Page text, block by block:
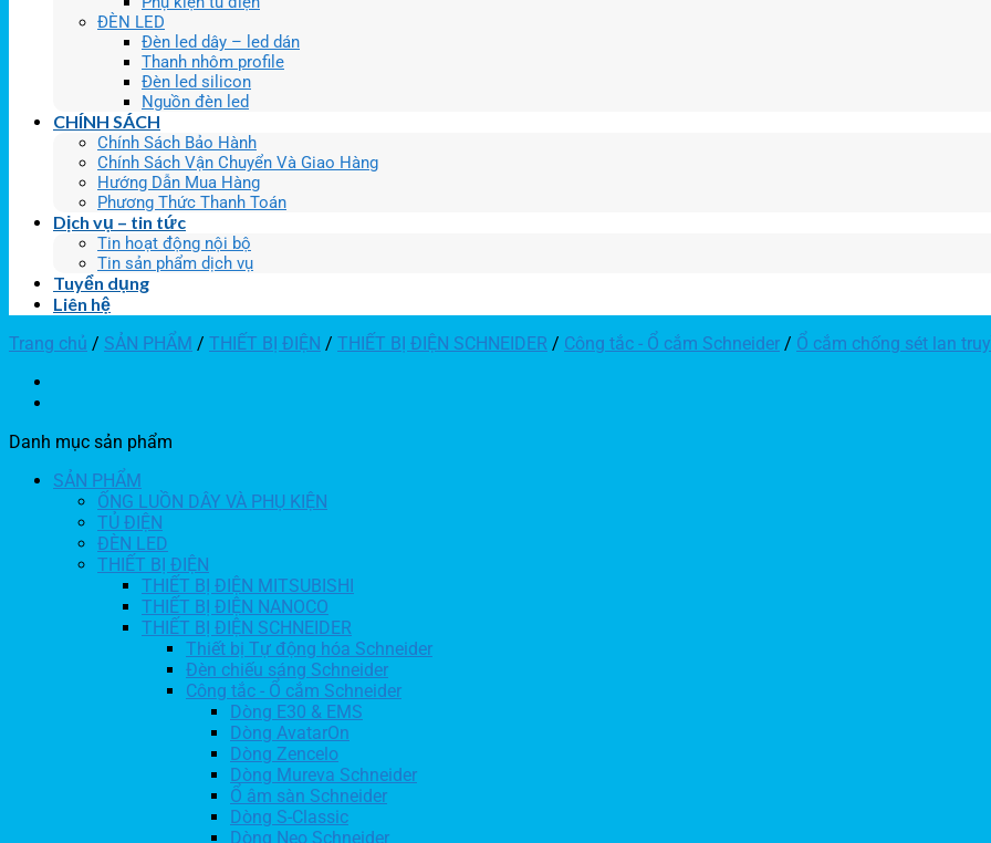
ĐÈN LED
Đèn led dây – led dán
Thanh nhôm profile
Đèn led silicon
Nguồn đèn led
CHÍNH SÁCH
Chính Sách Bảo Hành
Chính Sách Vận Chuyển Và Giao Hàng
Hướng Dẫn Mua Hàng
Phương Thức Thanh Toán
Dịch vụ – tin tức
Tin hoạt động nội bộ
Tin sản phẩm dịch vụ
Tuyển dụng
Liên hệ
Trang chủ / SẢN PHẨM / THIẾT BỊ ĐIỆN / THIẾT BỊ ĐIỆN SCHNEIDER / Công tắc - Ổ cắm Schneider / Ổ cắm chống sét lan
Danh mục sản phẩm
SẢN PHẨM
ỐNG LUỒN DÂY VÀ PHỤ KIỆN
TỦ ĐIỆN
ĐÈN LED
THIẾT BỊ ĐIỆN
THIẾT BỊ ĐIỆN MITSUBISHI
THIẾT BỊ ĐIỆN NANOCO
THIẾT BỊ ĐIỆN SCHNEIDER
Thiết bị Tự động hóa Schneider
Đèn chiếu sáng Schneider
Công tắc - Ổ cắm Schneider
Dòng E30 & EMS
Dòng AvatarOn
Dòng Zencelo
Dòng Mureva Schneider
Ổ âm sàn Schneider
Dòng S-Classic
Dòng Neo Schneider